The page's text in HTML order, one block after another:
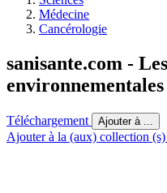
Médecine
Cancérologie
sanisante.com -
environnementales
Téléchargement Ajouter à ...
Ajouter à la (aux) collection (s)